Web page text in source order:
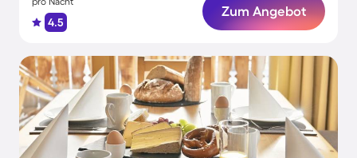
4.5
Zum Angebot